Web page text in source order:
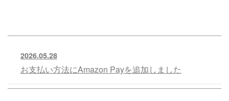
2026.05.28
お支払い方法にAmazon Payを追加しました